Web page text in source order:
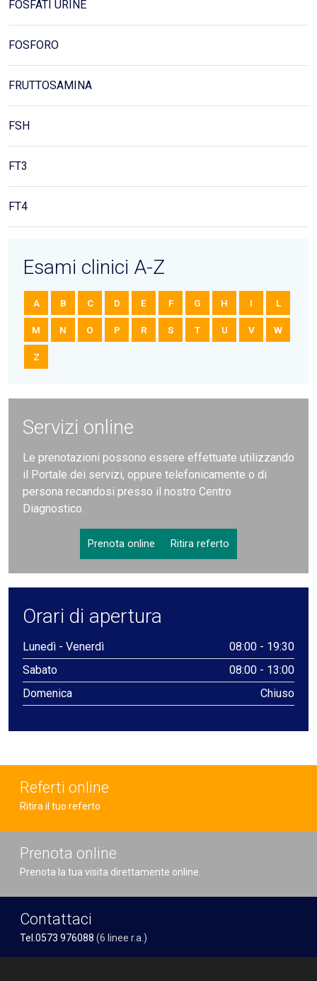
FOSFATI URINE
FOSFORO
FRUTTOSAMINA
FSH
FT3
FT4
Esami clinici A-Z
A B C D E F G H I L
M N O P R S T U V W
Z
Servizi online
Le prenotazioni possono essere effettuate utilizzando
il Portale dei servizi, oppure telefonicamente o di
persona recandosi presso il nostro Centro
Diagnostico.
Prenota online Ritira referto
Orari di apertura
Lunedì - Venerdì
08:00 - 19:30
Sabato
08:00 - 13:00
Domenica
Chiuso
Referti online
Ritira il tuo referto
Prenota online
Prenota la tua visita direttamente online.
Contattaci
Tel.0573 976088 (6 linee r.a.)